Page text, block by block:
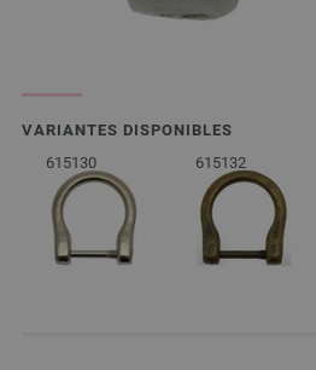
VARIANTES DISPONIBLES
615130
615132